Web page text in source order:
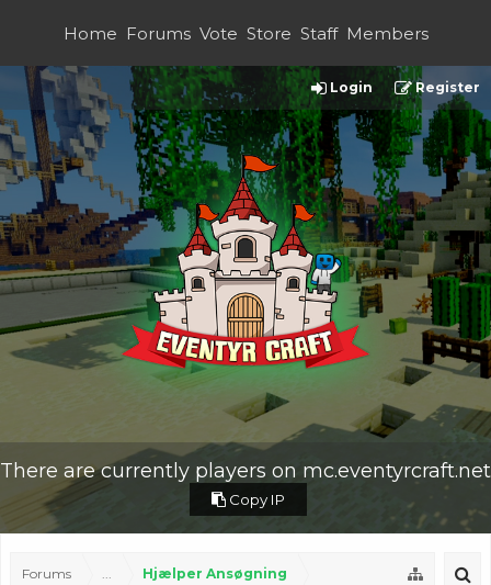
Home Forums Vote Store Staff Members
Login Register
There are currently players on mc.eventyrcraft.net
Copy IP
Forums ... Hjælper Ansøgning